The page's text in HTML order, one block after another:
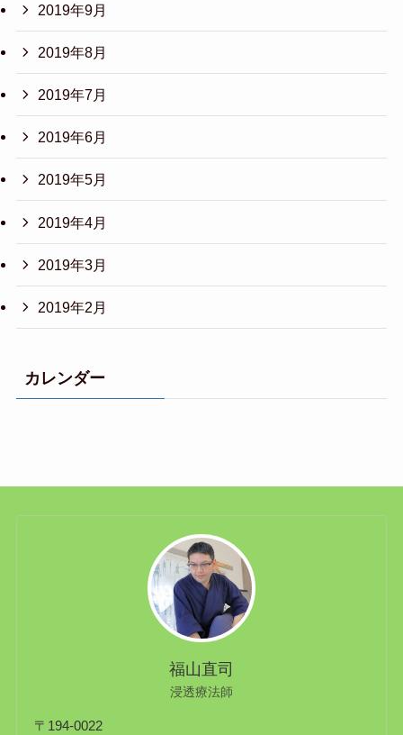
2019年9月
2019年8月
2019年7月
2019年6月
2019年5月
2019年4月
2019年3月
2019年2月
カレンダー
福山直司
浸透療法師
〒194-0022